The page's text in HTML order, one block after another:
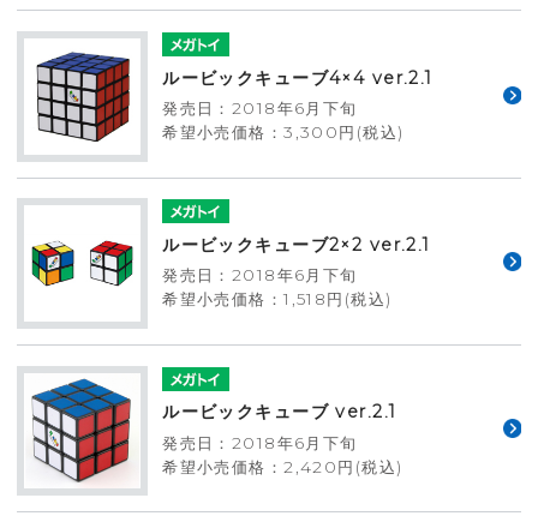
ルービックキューブ4×4 ver.2.1
発売日：2018年6月下旬
希望小売価格：3,300円(税込)
ルービックキューブ2×2 ver.2.1
発売日：2018年6月下旬
希望小売価格：1,518円(税込)
ルービックキューブ ver.2.1
発売日：2018年6月下旬
希望小売価格：2,420円(税込)